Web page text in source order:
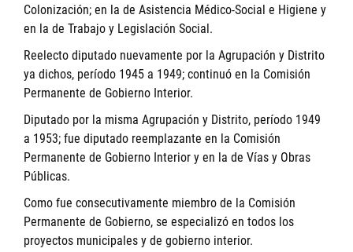
Colonización; en la de Asistencia Médico-Social e Higiene y
en la de Trabajo y Legislación Social.
Reelecto diputado nuevamente por la Agrupación y Distrito
ya dichos, período 1945 a 1949; continuó en la Comisión
Permanente de Gobierno Interior.
Diputado por la misma Agrupación y Distrito, período 1949
a 1953; fue diputado reemplazante en la Comisión
Permanente de Gobierno Interior y en la de Vías y Obras
Públicas.
Como fue consecutivamente miembro de la Comisión
Permanente de Gobierno, se especializó en todos los
proyectos municipales y de gobierno interior.